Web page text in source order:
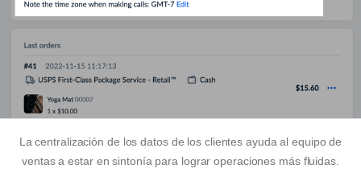
La centralización de los datos de los clientes ayuda al equipo de
ventas a estar en sintonía para lograr operaciones más fluidas.